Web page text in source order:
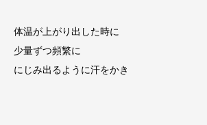
体温が上がり出した時に
少量ずつ頻繁に
にじみ出るように汗をかき